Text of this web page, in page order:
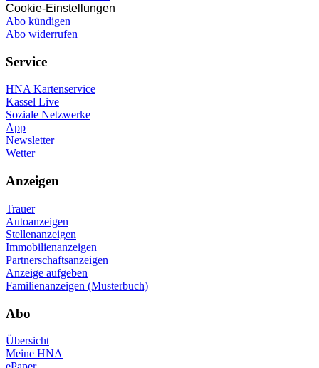
Cookie-Einstellungen
Abo kündigen
Abo widerrufen
Service
HNA Kartenservice
Kassel Live
Soziale Netzwerke
App
Newsletter
Wetter
Anzeigen
Trauer
Autoanzeigen
Stellenanzeigen
Immobilienanzeigen
Partnerschaftsanzeigen
Anzeige aufgeben
Familienanzeigen (Musterbuch)
Abo
Übersicht
Meine HNA